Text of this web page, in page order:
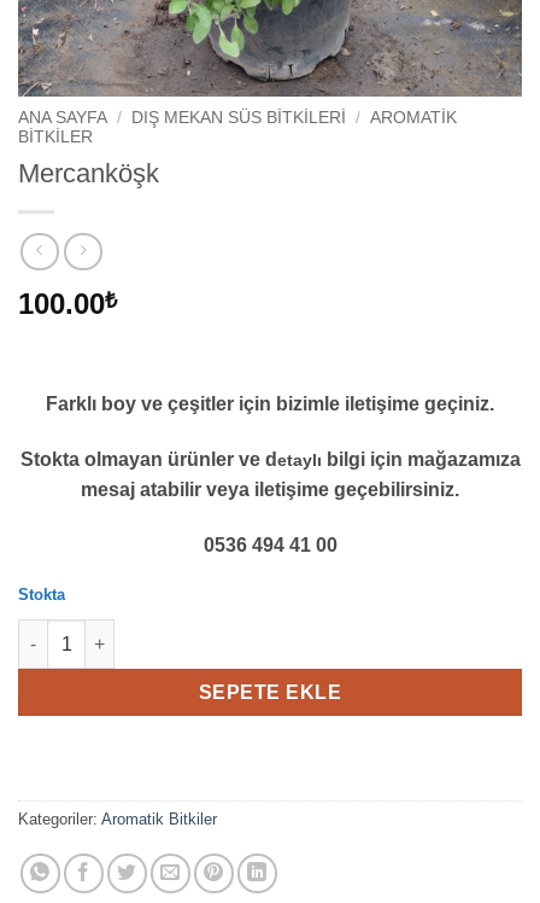
ANA SAYFA / DIŞ MEKAN SÜS BITKILERI / AROMATIK
BITKILER
Mercanköşk
100.00₺
Farklı boy ve çeşitler için bizimle iletişime geçiniz.
Stokta olmayan ürünler ve detaylı bilgi için mağazamıza
mesaj atabilir veya iletişime geçebilirsiniz.
0536 494 41 00
Stokta
Mercanköşk adet
SEPETE EKLE
Kategoriler: Aromatik Bitkiler